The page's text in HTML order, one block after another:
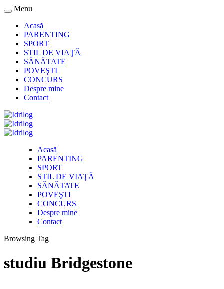
Menu
Acasă
PARENTING
SPORT
STIL DE VIAŢĂ
SĂNĂTATE
POVEŞTI
CONCURS
Despre mine
Contact
Acasă
PARENTING
SPORT
STIL DE VIAŢĂ
SĂNĂTATE
POVEŞTI
CONCURS
Despre mine
Contact
Browsing Tag
studiu Bridgestone